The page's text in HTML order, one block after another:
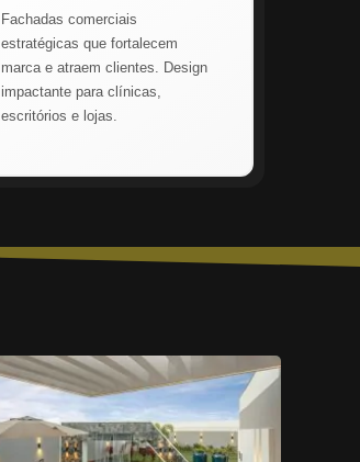
Fachadas comerciais
estratégicas que fortalecem
marca e atraem clientes. Design
impactante para clínicas,
escritórios e lojas.